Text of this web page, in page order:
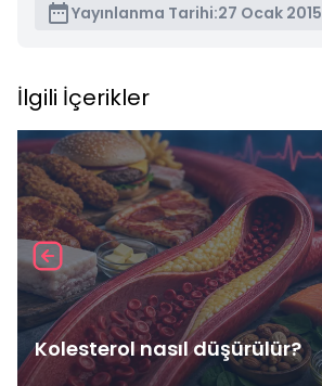
Yayınlanma Tarihi:27 Ocak 2015
İlgili İçerikler
Kolesterol nasıl düşürülür?